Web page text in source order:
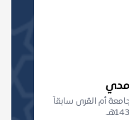
أم القرى سابقاً